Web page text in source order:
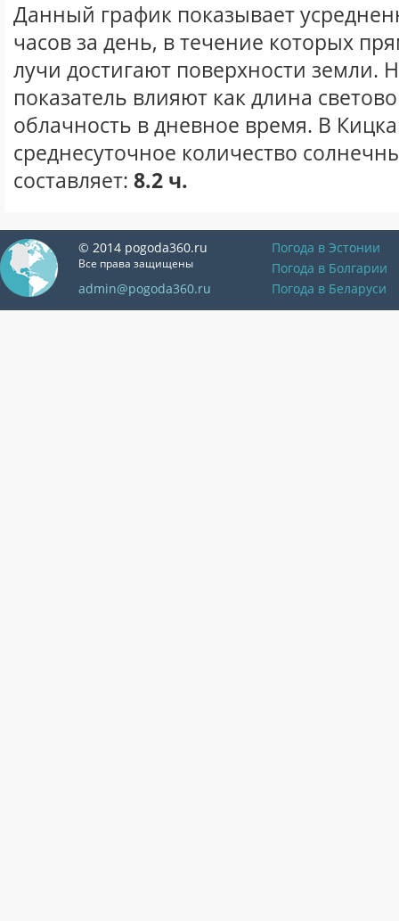
Данный график показывает
часов за день, в течение которых
лучи достигают поверхности земли.
показатель влияют как длина
облачность в дневное время. В
среднесуточное количество
составляет: 8.2 ч.
© 2014 pogoda360.ru
Все права защищены
admin@pogoda360.ru
Погода в Эстонии
Погода в Болгарии
Погода в Беларуси